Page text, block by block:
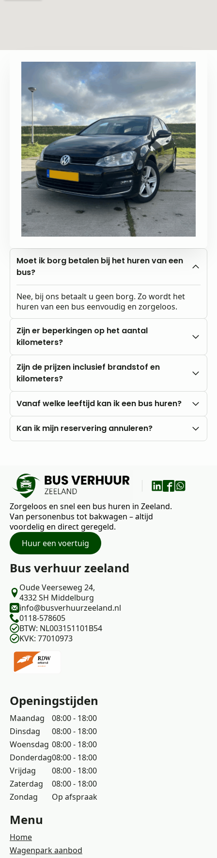
Moet ik borg betalen bij het huren van een
bus?
Nee, bij ons betaalt u geen borg. Zo wordt het
huren van een bus eenvoudig en zorgeloos.
Zijn er beperkingen op het aantal
kilometers?
Nee, u rijdt altijd met onbeperkte kilometers.
Zijn de prijzen inclusief brandstof en
kilometers?
Onze prijzen zijn altijd inclusief btw en
eigen rekening.
Vanaf welke leeftijd kan ik een bus huren?
U kunt al vanaf 18 jaar bij ons huren, mits u in het
Kan ik mijn reservering annuleren?
ons te bespreken.
Zorgeloos en snel een bus huren in Zeeland.
Van personenbus tot bakwagen – altijd
voordelig en direct geregeld.
Huur een voertuig
Bus verhuur zeeland
Oude Veerseweg 24,
4332 SH Middelburg
info@busverhuurzeeland.nl
0118-578605
BTW: NL003151101B54
KVK: 77010973
Openingstijden
Maandag
Dinsdag
Woensdag
Donderdag
Vrijdag
Zaterdag
Zondag
08:00 - 18:00
08:00 - 18:00
08:00 - 18:00
08:00 - 18:00
08:00 - 18:00
08:00 - 18:00
Op afspraak
Menu
Home
Wagenpark aanbod